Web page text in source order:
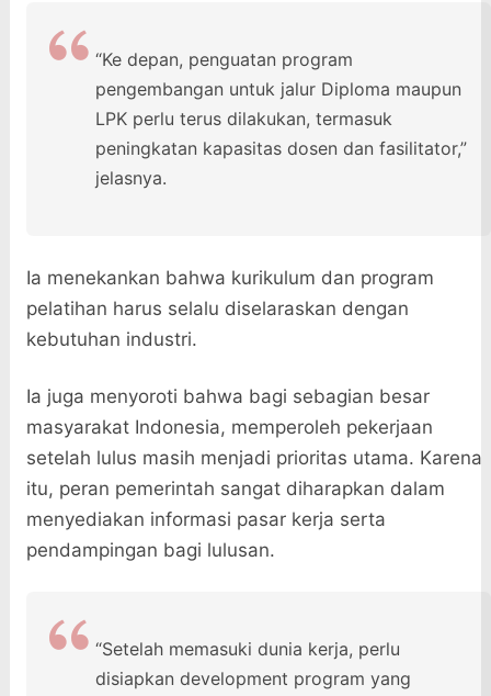
“Ke depan, penguatan program
pengembangan untuk jalur Diploma maupun
LPK perlu terus dilakukan, termasuk
peningkatan kapasitas dosen dan fasilitator,”
jelasnya.
Ia menekankan bahwa kurikulum dan program
pelatihan harus selalu diselaraskan dengan
kebutuhan industri.
Ia juga menyoroti bahwa bagi sebagian besar
masyarakat Indonesia, memperoleh pekerjaan
setelah lulus masih menjadi prioritas utama. Karena
itu, peran pemerintah sangat diharapkan dalam
menyediakan informasi pasar kerja serta
pendampingan bagi lulusan.
“Setelah memasuki dunia kerja, perlu
disiapkan development program yang